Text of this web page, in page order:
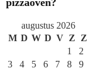
augustus 2026
M D W D V Z
Z
1
2
3
4 5 6 7 8
9